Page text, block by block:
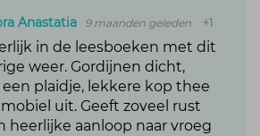
Anastatia 9 maanden geleden +1
in de leesboeken met dit
weer. Gordijnen dicht,
plaidje, lekkere kop thee
uit. Geeft zoveel rust
heerlijke aanloop naar vroeg